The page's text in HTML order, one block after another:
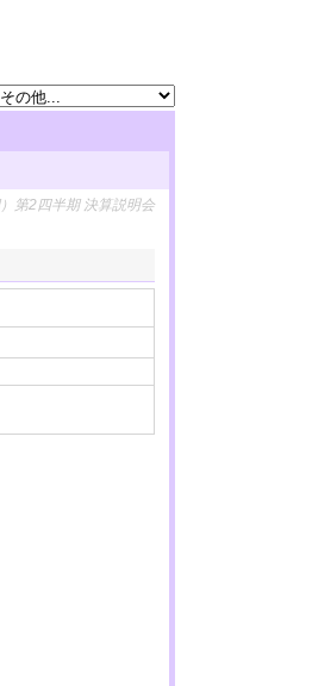
第2四半期 決算説明会